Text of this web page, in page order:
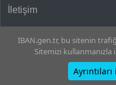
İletişim
IBAN.gen.tr, bu sitenin
Sitemizi kullanmanızla